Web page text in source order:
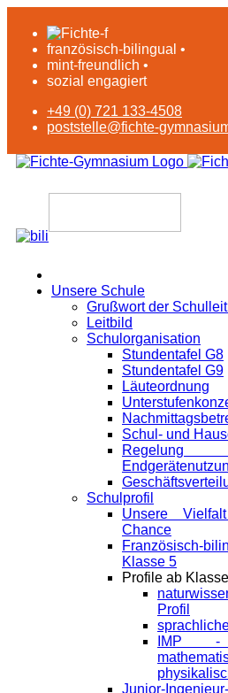
französisch-bilingual •
mint-freundlich •
sozial engagiert
+49 (0) 721 133-4508
poststelle@fichte-
Unsere Schule
Grußwort der
Leitbild
Schulorganisation
Stundentafel G8
Stundentafel G9
Läuteordnung
Schul- und
Regelung
Schulprofil
Unsere
Chance
Französisch-
Klasse 5
Profile ab
Profil
IMP -
Junior-